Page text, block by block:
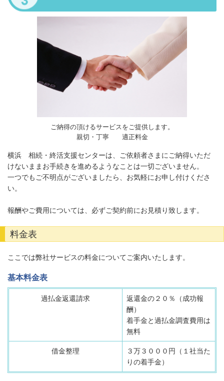
ご納得の頂けるサービスをご提供します。
親切・丁寧 適正料金
横浜 相続・終活支援センターは、ご依頼者さまにご納得いただ
けないままお手続きを進めるようなことは一切ございません。
一つでもご不明点がございましたら、お気軽にお申し付けくださ
い。
報酬やご費用については、必ずご契約前にお見積り致します。
料金表
ここでは弊社サービスの料金についてご案内いたします。
基本料金表
過払金返還請求
返還金の２０％（成功報
酬）
着手金と過払金調査費用は
無料
借金整理
３万３０００円（１社当た
りの着手金）